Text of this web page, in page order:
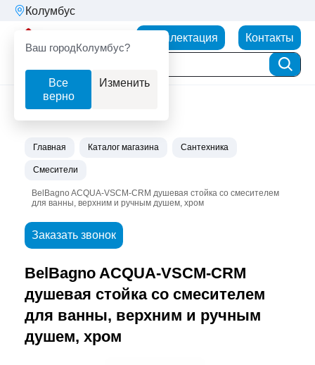
Колумбус
Ваш городКолумбус?
Все
верно
Изменить
Комплектация Контакты
Главная Каталог магазина Сантехника
Смесители
BelBagno ACQUA-VSCM-CRM душевая стойка со смесителем
для ванны, верхним и ручным душем, хром
Заказать звонок
BelBagno ACQUA-VSCM-CRM
душевая стойка со смесителем
для ванны, верхним и ручным
душем, хром